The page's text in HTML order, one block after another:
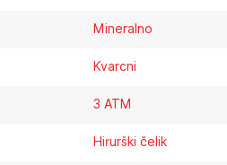
Mineralno
Kvarcni
3 ATM
Hirurški čelik